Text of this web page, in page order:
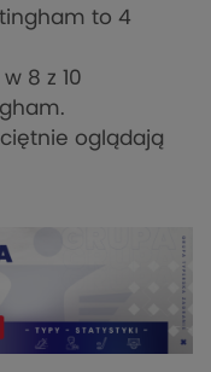
to 4
8 z 10
oglądają